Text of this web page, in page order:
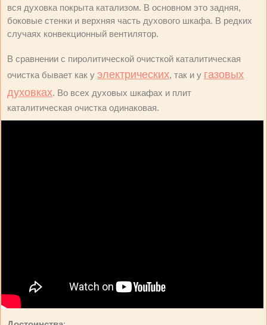
вся духовка покрыта катализом. В основном это задняя,
боковые стенки и верхняя часть духового шкафа. В редких
случаях конвекционный вентилятор.
В сравнении с пиролитической очисткой каталитическая
очистка бывает как у электрических, так и у газовых
духовках. Во всех духовых шкафах и плит
каталитическая очистка одинаковая.